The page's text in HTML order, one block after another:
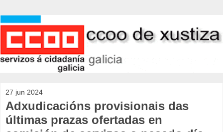
27 jun 2024
Adxudicacións provisionais das
últimas prazas ofertadas en